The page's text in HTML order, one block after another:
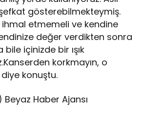
gösterebilmekteymiş.
ihmal etmemeli ve kendine
değer verdikten sonra
bile içinizde bir ışık
korkmayın, o
konuştu.
Beyaz Haber Ajansı